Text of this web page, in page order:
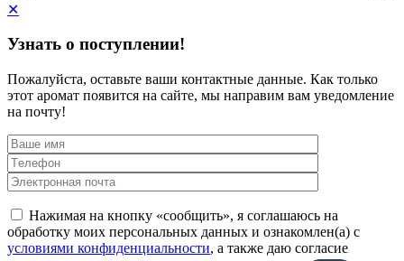
✕
Узнать о поступлении!
Пожалуйста, оставьте ваши контактные данные. Как только
этот аромат появится на сайте, мы направим вам уведомление
на почту!
Нажимая на кнопку «сообщить», я соглашаюсь на
обработку моих персональных данных и ознакомлен(а) с
условиями конфиденциальности, а также даю согласие